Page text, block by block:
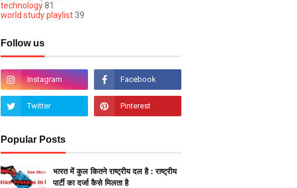
technology81
world study playlist 39
Follow us
Popular Posts
भारत में कुल कितने राष्ट्रीय दल है : राष्ट्रीय
पार्टी का दर्जा कैसे मिलता है